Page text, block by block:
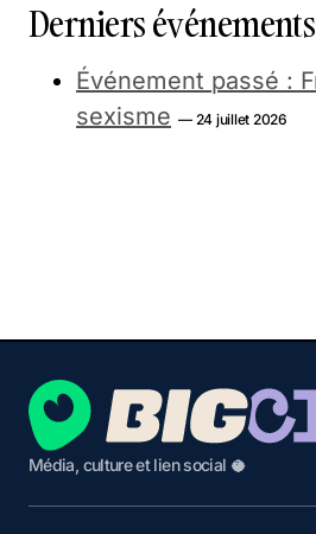
Derniers
Événement passé :
sexisme — 24 juillet 2026
Média, culture et lien social 🥥